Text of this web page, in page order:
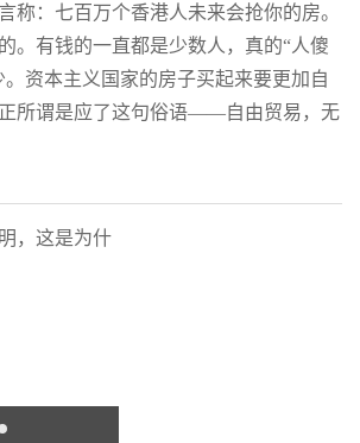
称：七百万个香港人未来会抢你的房。
。有钱的一直都是少数人，真的“人傻
资本主义国家的房子买起来要更加自
所谓是应了这句俗语——自由贸易，无